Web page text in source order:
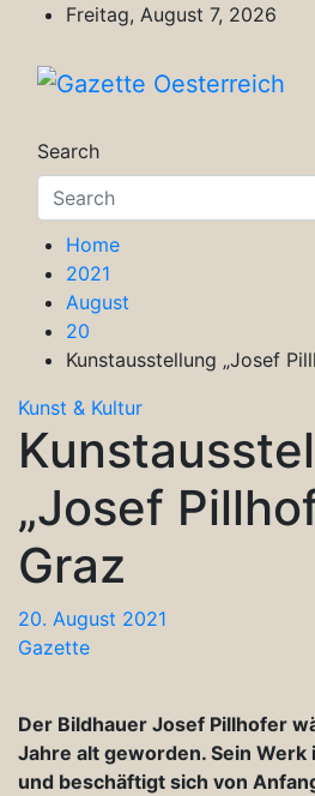
content
Freitag, August 7, 2026
Search
Home
2021
August
20
Kunstausstellung „Josef
Kunst & Kultur
„Josef
Graz
20. August 2021
Gazette
Der Bildhauer Josef Pillhofer
Jahre alt geworden. Sein
und beschäftigt sich von